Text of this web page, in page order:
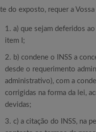
do exposto, requer a
a) que sejam deferidos
item I;
b) condene o INSS a
desde o requerimento
administrativo), com a
corrigidas na forma da lei,
devidas;
c) a citação do INSS, na